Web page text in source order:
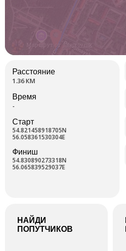
Маршрут от alfyorov.nik
Расстояние
1.36 КМ
Время
-
Старт
54.821458918705N
56.058361530304E
Финиш
54.830890273318N
56.065839529037E
НАЙДИ
ПОПУТЧИКОВ